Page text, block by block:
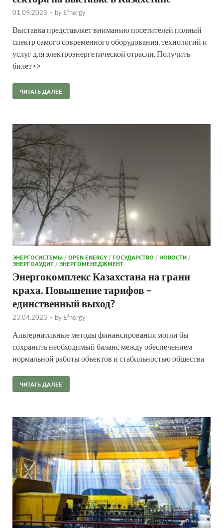
01.09.2023 - by E²nergy
Выставка представляет вниманию посетителей полный
спектр самого современного оборудования, технологий и
услуг для электроэнергетической отрасли. Получить
билет>>
ЧИТАТЬ ДАЛЕЕ
ЭНЕРГОСИСТЕМЫ/OPEN ENERGY/ГОСУДАРСТВО /НОВОСТИ/
ЭНЕРГОАУДИТ/ЭНЕРГОМЕНЕДЖМЕНТ
Энергокомплекс Казахстана на грани
краха. Повышение тарифов –
единственный выход?
23.04.2023 - by E²nergy
Альтернативные методы финансирования могли бы
сохранить необходимый баланс между обеспечением
нормальной работы объектов и стабильностью общества
ЧИТАТЬ ДАЛЕЕ